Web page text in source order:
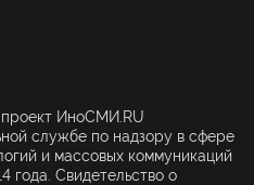
ИноСМИ.RU
службе по надзору в сфере
и массовых коммуникаций
года. Свидетельство о